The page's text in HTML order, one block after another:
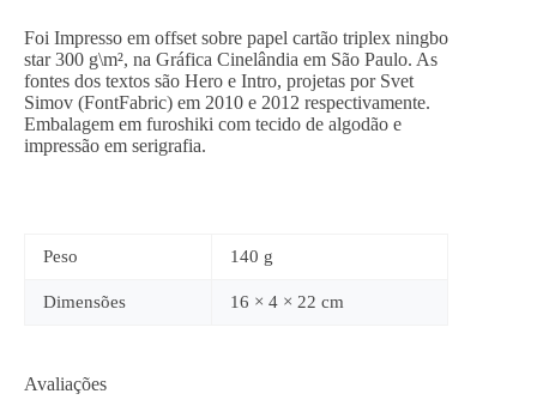
Foi Impresso em offset sobre papel cartão triplex ningbo
star 300 g\m², na Gráfica Cinelândia em São Paulo. As
fontes dos textos são Hero e Intro, projetas por Svet
Simov (FontFabric) em 2010 e 2012 respectivamente.
Embalagem em furoshiki com tecido de algodão e
impressão em serigrafia.
Peso 140 g
Dimensões 16 × 4 × 22 cm
Avaliações